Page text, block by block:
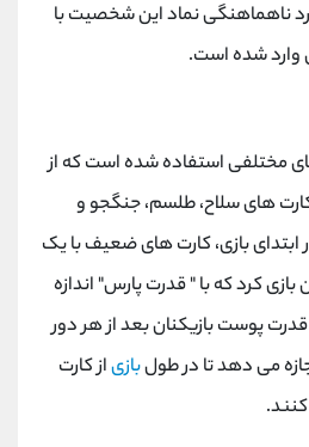
ناهماهنگی نماد این شخصیت با
وارد شده است.
مختلفی استفاده شده است که از
های سلاح، طلسم، جنگجو و
ابتدای بازی، کارت های ضعیف با یک
کرد که با " قدرت پارس" اندازه
پوست بازیکنان بعد از هر دور
می دهد تا در طولبازیاز کارت